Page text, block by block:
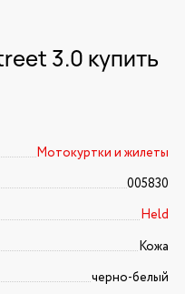
3.0 купить
Мотокуртки и жилеты
005830
Held
Кожа
черно-белый